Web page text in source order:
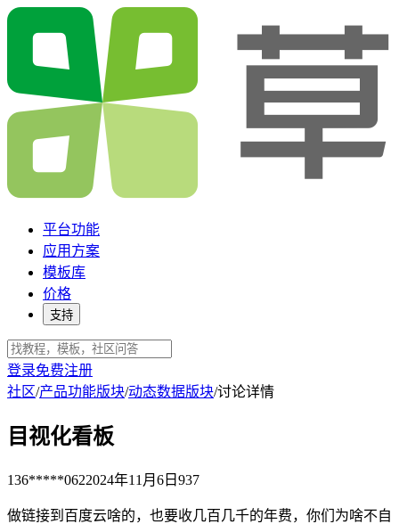
平台功能
应用方案
模板库
价格
支持
登录免费注册
社区/产品功能版块/动态数据版块/讨论详情
目视化看板
136*****0622024年11月6日 937
做链接到百度云啥的，也要收几百几千的年费，你们为啥不自